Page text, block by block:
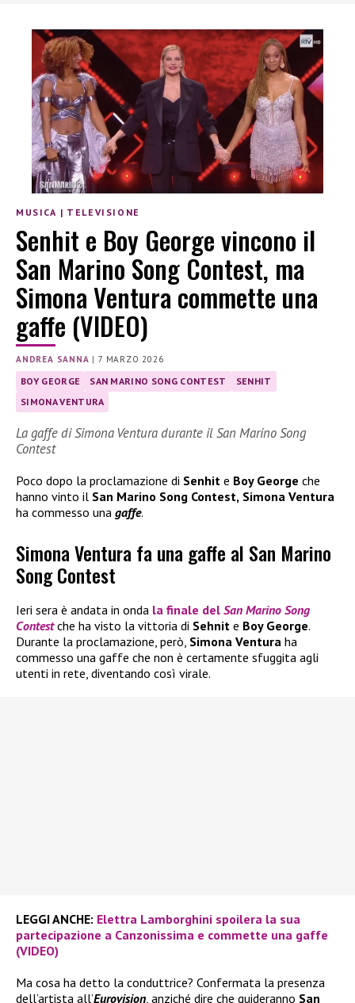
MUSICA | TELEVISIONE
Senhit e Boy George vincono il
San Marino Song Contest, ma
Simona Ventura commette una
gaffe (VIDEO)
ANDREA SANNA |7 MARZO 2026
BOY GEORGE SAN MARINO SONG CONTEST
SENHIT
SIMONA VENTURA
La gaffe di Simona Ventura durante il San Marino Song
Contest
Poco dopo la proclamazione di Senhit e Boy George che
hanno vinto il San Marino Song Contest, Simona Ventura
ha commesso una gaffe.
Simona Ventura fa una gaffe al San Marino
Song Contest
Ieri sera è andata in onda la finale del San Marino Song
Contestche ha visto la vittoria di Sehnit e Boy George.
Durante la proclamazione, però, Simona Ventura ha
commesso una gaffe che non è certamente sfuggita agli
utenti in rete, diventando così virale.
LEGGI ANCHE: Elettra Lamborghini spoilera la sua
partecipazione a Canzonissima e commette una gaffe
(VIDEO)
Ma cosa ha detto la conduttrice? Confermata la presenza
dell’artista all’Eurovision , anziché dire che guideranno San